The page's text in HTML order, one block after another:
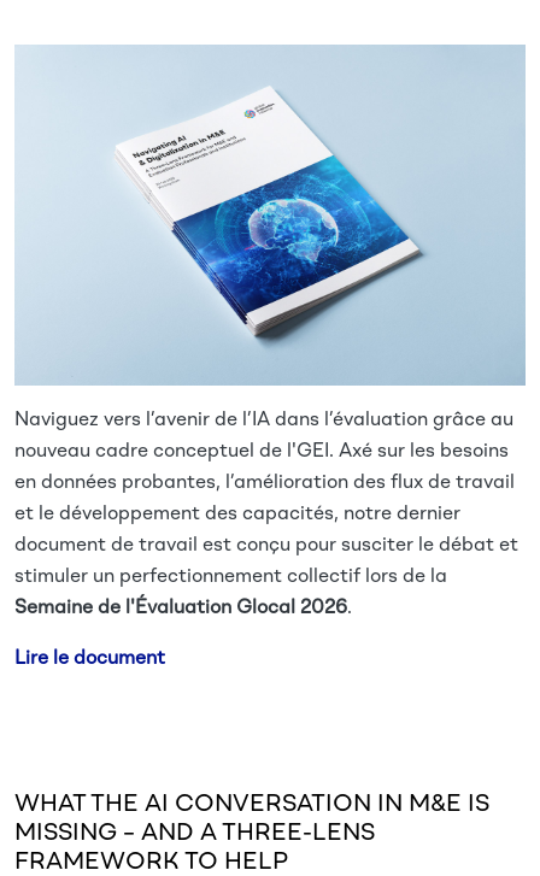
Naviguez vers l’avenir de l’IA dans l’évaluation grâce au
nouveau cadre conceptuel de l'GEI. Axé sur les besoins
en données probantes, l’amélioration des flux de travail
et le développement des capacités, notre dernier
document de travail est conçu pour susciter le débat et
stimuler un perfectionnement collectif lors de la
Semaine de l'Évaluation Glocal 2026.
Lire le document
WHAT THE AI CONVERSATION IN M&E IS
MISSING – AND A THREE-LENS
FRAMEWORK TO HELP